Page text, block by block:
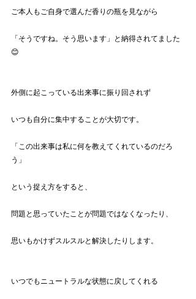
ご本人もご自身で選んだ香りの瓶を見ながら
「そうですね。そう思います」と納得されてました
😊
外側に起こっている出来事に振り回されず
いつも自分に集中することが大切です。
「この出来事は私に何を教えてくれているのだろ
う」
という捉え方をすると、
問題と思っていたことが問題ではなくなったり、
思いもかけずスルスルと解決したりします。
いつでもニュートラルな状態に戻してくれる